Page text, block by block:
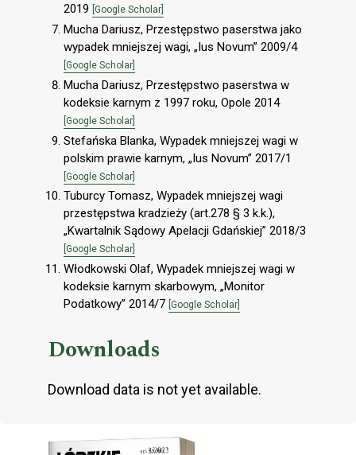
2019 [Google Scholar]
Mucha Dariusz, Przestępstwo paserstwa jako
wypadek mniejszej wagi, „Ius Novum” 2009/4
[Google Scholar]
Mucha Dariusz, Przestępstwo paserstwa w
kodeksie karnym z 1997 roku, Opole 2014
[Google Scholar]
Stefańska Blanka, Wypadek mniejszej wagi w
polskim prawie karnym, „Ius Novum” 2017/1
[Google Scholar]
Tuburcy Tomasz, Wypadek mniejszej wagi
przestępstwa kradzieży (art.278 § 3 k.k.),
„Kwartalnik Sądowy Apelacji Gdańskiej” 2018/3
[Google Scholar]
Włodkowski Olaf, Wypadek mniejszej wagi w
kodeksie karnym skarbowym, „Monitor
Podatkowy” 2014/7 [Google Scholar]
Downloads
Download data is not yet available.
Cover image